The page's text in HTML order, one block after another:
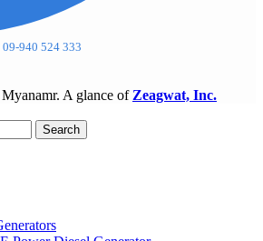
940 524 333
A glance of Zeagwat, Inc.
Search